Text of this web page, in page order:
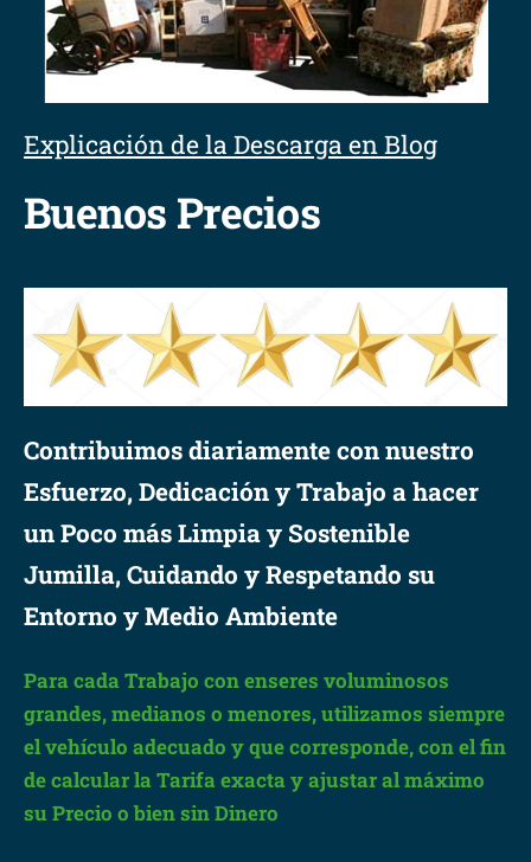
Explicación de la Descarga en Blog
Buenos Precios
Contribuimos diariamente con nuestro
Esfuerzo, Dedicación y Trabajo a hacer
un Poco más Limpia y Sostenible
Jumilla, Cuidando y Respetando su
Entorno y Medio Ambiente
Para cada Trabajo con enseres voluminosos
grandes, medianos o menores, utilizamos siempre
el vehículo adecuado y que corresponde, con el fin
de calcular la Tarifa exacta y ajustar al máximo
su Precio o bien sin Dinero